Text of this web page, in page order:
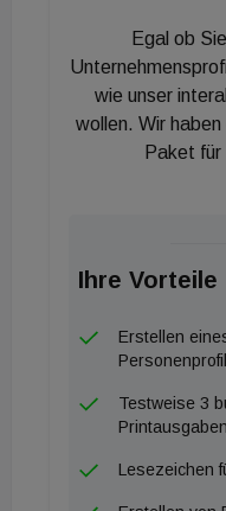
und Johannes. Die
Stahlbetonfertigteile
Sebastian, wobei
Laufen ist“, so der
Fertigteilwerke
Firmen haben ein
Baufirmen wenig
nächste Baustelle
nachgefragt.
Egal ob
wie unser
wollen. Wir
Paket
Ihre Vorteile
Erstellen
Testweise 3
Printausgaben
Lesezeichen